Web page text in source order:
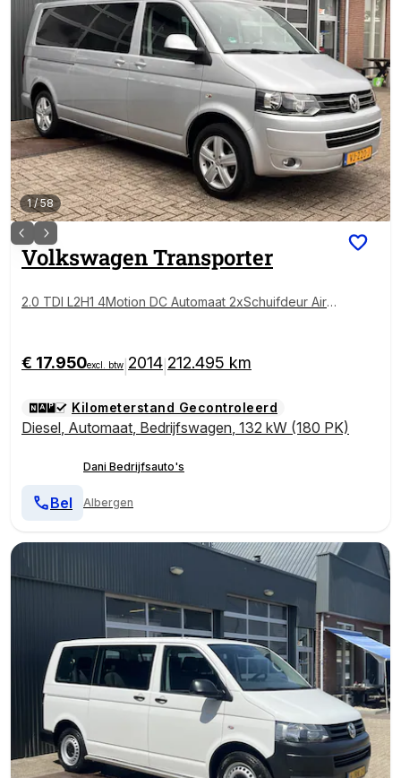
1/58
VolkswagenTransporter
2.0 TDI L2H1 4Motion DC Automaat 2xSchuifdeur Airc
rticulier gebruik!! Dubbele schuifdeuren
€ 17.950excl. btw 2014 212.495 km
Kilometerstand Gecontroleerd
Diesel, Automaat, Bedrijfswagen, 132 kW (180 PK)
Dani Bedrijfsauto's
Albergen
Bel